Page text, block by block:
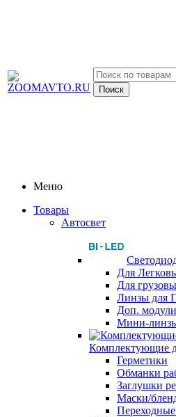
Меню
Товары
Автосвет
Для
Для
Линзы для
Доп.
Мини-
Комплектующие
Герметики
Обманки
Заглушки
Маски/